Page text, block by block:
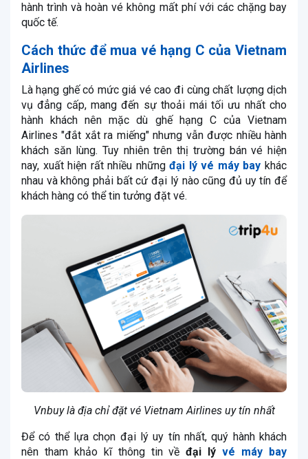
hành trình và hoàn vé không mất phí với các chặng bay
quốc tế.
Cách thức để mua vé hạng C của Vietnam
Airlines
Là hạng ghế có mức giá vé cao đi cùng chất lượng dịch
vụ đẳng cấp, mang đến sự thoải mái tối ưu nhất cho
hành khách nên mặc dù ghế hạng C của Vietnam
Airlines "đắt xắt ra miếng" nhưng vẫn được nhiều hành
khách săn lùng. Tuy nhiên trên thị trường bán vé hiện
nay, xuất hiện rất nhiều nhữngđại lý vé máy bay khác
nhau và không phải bất cứ đại lý nào cũng đủ uy tín để
khách hàng có thể tin tưởng đặt vé.
Vnbuy là địa chỉ đặt vé Vietnam Airlines uy tín nhất
Để có thể lựa chọn đại lý uy tín nhất, quý hành khách
nên tham khảo kĩ thông tin vềđại lývé máy bay